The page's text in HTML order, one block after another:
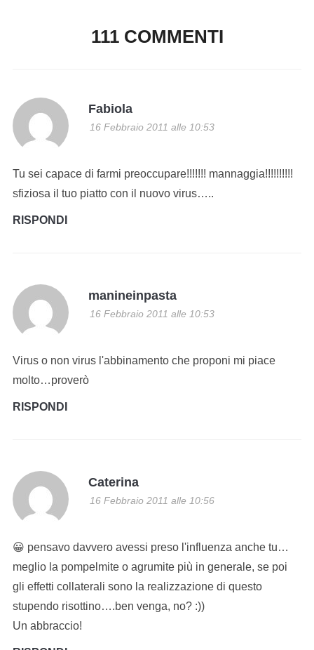
111 COMMENTI
Fabiola
16 Febbraio 2011 alle 10:53
Tu sei capace di farmi preoccupare!!!!!!! mannaggia!!!!!!!!!!
sfiziosa il tuo piatto con il nuovo virus…..
RISPONDI
manineinpasta
16 Febbraio 2011 alle 10:53
Virus o non virus l'abbinamento che proponi mi piace
molto…proverò
RISPONDI
Caterina
16 Febbraio 2011 alle 10:56
😀 pensavo davvero avessi preso l'influenza anche tu…
meglio la pompelmite o agrumite più in generale, se poi
gli effetti collaterali sono la realizzazione di questo
stupendo risottino….ben venga, no? :))
Un abbraccio!